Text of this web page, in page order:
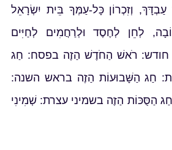
עַבְדָּךְ, וְזִכְרוֹן כָּל-עַמְּךָ בֵּית יִשְׂרָאֵל
לְחֵן לְחֶסֶד וּלְרַחֲמִים לְחַיִּים
חודש: רֹאשׁ הַחֹדֶשׁ הַזֶה בפסח: חַג
חַג הַשָּׁבוּעוֹת הַזֶה בראש השנה:
חַג הַסֻּכּוֹת הַזֶה בשמיני עצרת: שְׁמִינִי